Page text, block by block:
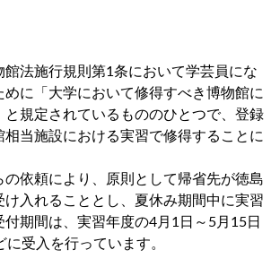
法施行規則第1条において学芸員にな
に「大学において修得すべき博物館に
規定されているもののひとつで、登録
当施設における実習で修得することに
依頼により、原則として帰省先が徳島
入れることとし、夏休み期間中に実習
期間は、実習年度の4月1日～5月15日
受入を行っています。